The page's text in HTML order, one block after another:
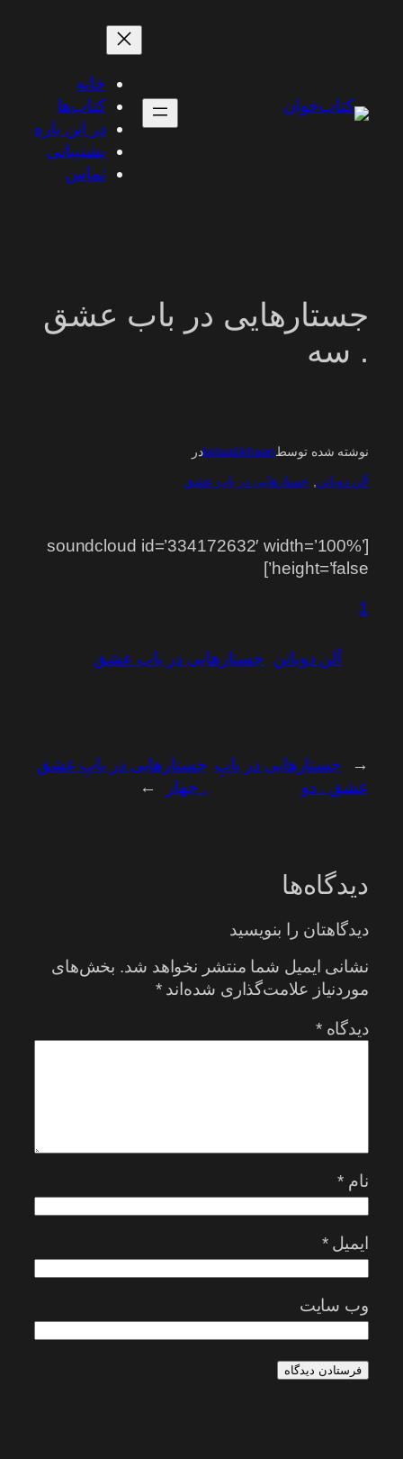
خانه
کتاب‌ها
در این باره
پشتیبانی
تماس
جستارهایی در باب عشق
. سه
نوشته شده توسطketaabkhaanدر
آلن دوباتن جستارهایی در باب عشق
[soundcloud id=’334172632′ width=’100%’
height=’false’]
1
آلن دوباتن جستارهایی در باب عشق
←
جستارهایی در بابِ
عشق . دو
جستارهایی در بابِ عشق
. چهار
→
دیدگاه‌ها
دیدگاهتان را بنویسید
نشانی ایمیل شما منتشر نخواهد شد. بخش‌های
موردنیاز علامت‌گذاری شده‌اند*
دیدگاه*
نام *
ایمیل*
وب‌ سایت